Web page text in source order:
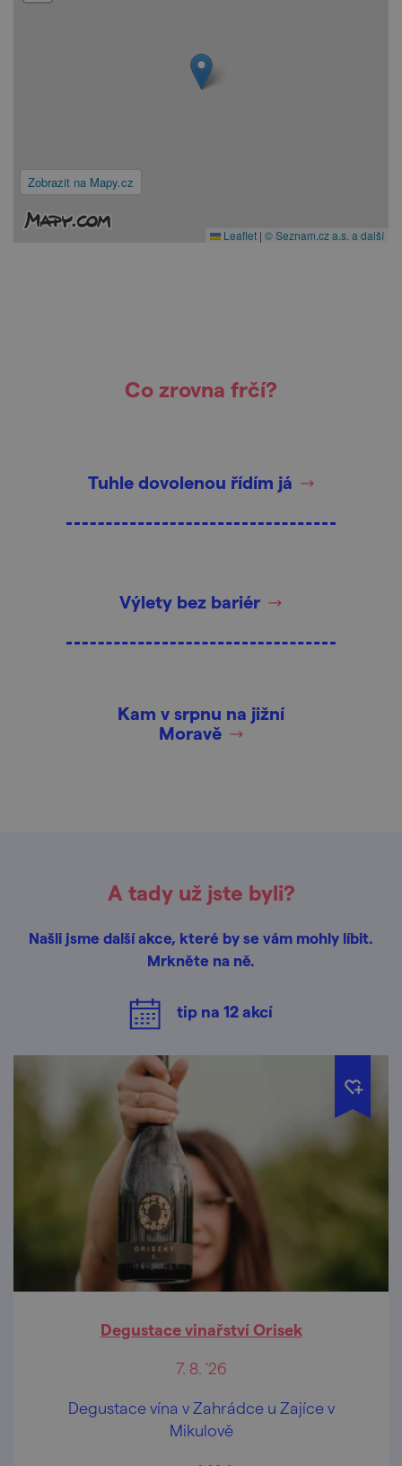
Zobrazit na Mapy.cz
Leaflet | © Seznam.cz a.s. a další
Co zrovna frčí?
Tuhle dovolenou řídím já
Výlety bez bariér
Kam v srpnu na jižní
Moravě
A tady už jste byli?
Našli jsme další akce, které by se vám mohly líbit.
Mrkněte na ně.
tip na 12akcí
Degustace vinařství Orisek
7. 8. '26
Degustace vína v Zahrádce u Zajíce v
Mikulově